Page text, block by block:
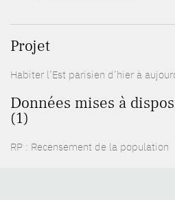
Projet
Habiter l’Est parisien d’hier à
Données mises à
(1)
RP : Recensement de la population